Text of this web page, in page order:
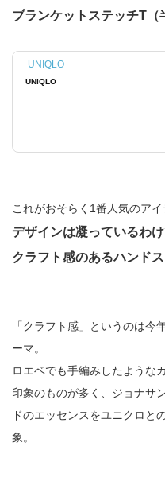
ブランケットステッチT
UNIQLO
UNIQLO
これがおそらく1番人気のアイ
デザインは凝っているわ
クラフト感のあるハンド
「クラフト感」というのは今
ーマ。
ロエベでも手編みしたような
印象のものが多く、ジョナサ
ドのエッセンスをユニクロと
象。